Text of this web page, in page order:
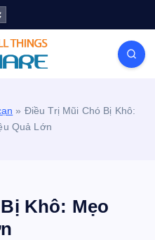
| Technology | Tips |
Life
» Điều Trị Mũi Chó Bị Khô:
Quả Lớn
Khô: Mẹo